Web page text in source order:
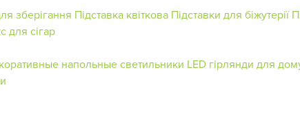
зберігання Підставка квіткова Підставки для біжутерії
для сігар
напольные светильники LED гірлянди для